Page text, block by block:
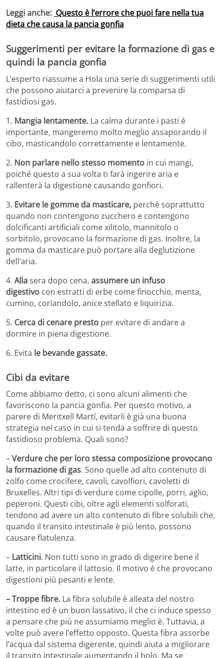
Leggi anche: Questo è l’errore che puoi fare nella tua
dieta che causa la pancia gonfia
Suggerimenti per evitare la formazione di gas e
quindi la pancia gonfia
L’esperto riassume a Hola una serie di suggerimenti utili
che possono aiutarci a prevenire la comparsa di
fastidiosi gas.
1. Mangia lentamente. La calma durante i pasti è
importante, mangeremo molto meglio assaporando il
cibo, masticandolo correttamente e lentamente.
2. Non parlare nello stesso momento in cui mangi,
poiché questo a sua volta ti farà ingerire aria e
rallenterà la digestione causando gonfiori.
3. Evitare le gomme da masticare, perché soprattutto
quando non contengono zucchero e contengono
dolcificanti artificiali come xilitolo, mannitolo o
sorbitolo, provocano la formazione di gas. Inoltre, la
gomma da masticare può portare alla deglutizione
dell’aria.
4. Allasera dopo cena, assumere un infuso
digestivo con estratti di erbe come finocchio, menta,
cumino, coriandolo, anice stellato e liquirizia.
5. Cerca di cenare presto per evitare di andare a
dormire in piena digestione.
6. Evita le bevande gassate.
Cibi da evitare
Come abbiamo detto, ci sono alcuni alimenti che
favoriscono la pancia gonfia. Per questo motivo, a
parere di Meritxell Martí, evitarli è già una buona
strategia nel caso in cui si tenda a soffrire di questo
fastidioso problema. Quali sono?
–Verdure che per loro stessa composizione provocano
la formazione di gas. Sono quelle ad alto contenuto di
zolfo come crocifere, cavoli, cavolfiori, cavoletti di
Bruxelles. Altri tipi di verdure come cipolle, porri, aglio,
peperoni. Questi cibi, oltre agli elementi solforati,
tendono ad avere un alto contenuto di fibre solubili che,
quando il transito intestinale è più lento, possono
causare flatulenza.
– Latticini. Non tutti sono in grado di digerire bene il
latte, in particolare il lattosio. Il motivo è che provocano
digestioni più pesanti e lente.
– Troppe fibre. La fibra solubile è alleata del nostro
intestino ed è un buon lassativo, il che ci induce spesso
a pensare che più ne assumiamo meglio è. Tuttavia, a
volte può avere l’effetto opposto. Questa fibra assorbe
l’acqua dal sistema digerente, quindi aiuta a migliorare
il transito intestinale aumentando il bolo. Ma se